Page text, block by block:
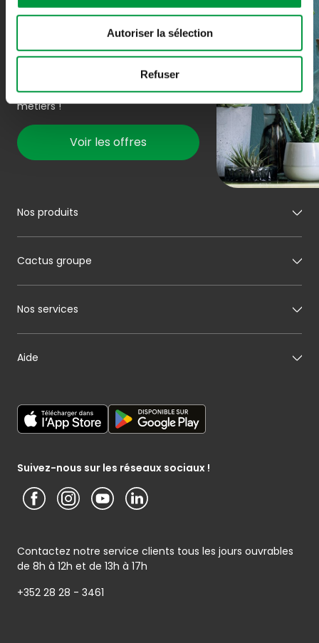
Autoriser la sélection
Refuser
Rejoindre l’équipe
Nous avons besoin de vous, soyez prêt
à rejoindre notre équipe et ses divers
métiers !
Voir les offres
Suivez-nous sur les réseaux sociaux !
Contactez notre service clients tous les jours ouvrables
de 8h à 12h et de 13h à 17h
+352 28 28 - 3461
Nos produits
Mon boucher
Mon boulanger
Mon maraîcher
Cactus groupe
A propos de Cactus
Nos engagements
Media / Presse
Présentation du groupe (PDF)
Nos services
Carte cadeau
Service photo
Aide
Conditions générales – Site www.cactus.lu
Notice d’information Cactus et Caterman (de Schnékert
Conditions générales de garantie